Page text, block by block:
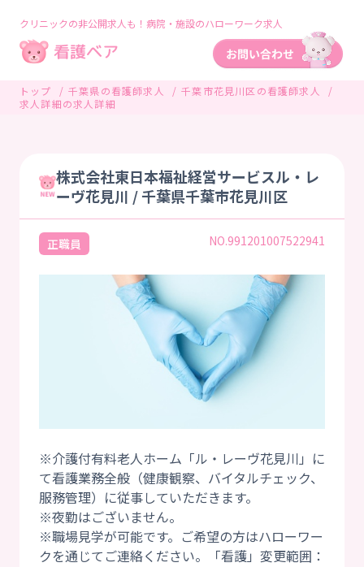
クリニックの非公開求人も！病院・施設のハローワーク求人
トップ 千葉県の看護師求人
千葉市花見川区の看護師求人
求人詳細の求人詳細
株式会社東日本福祉経営サービスル・レ
ーヴ花見川 / 千葉県千葉市花見川区
正職員 NO.991201007522941
※介護付有料老人ホーム「ル・レーヴ花見川」に
て看護業務全般（健康観察、バイタルチェック、
服務管理）に従事していただきます。
※夜勤はございません。
※職場見学が可能です。ご希望の方はハローワー
クを通じてご連絡ください。「看護」変更範囲：